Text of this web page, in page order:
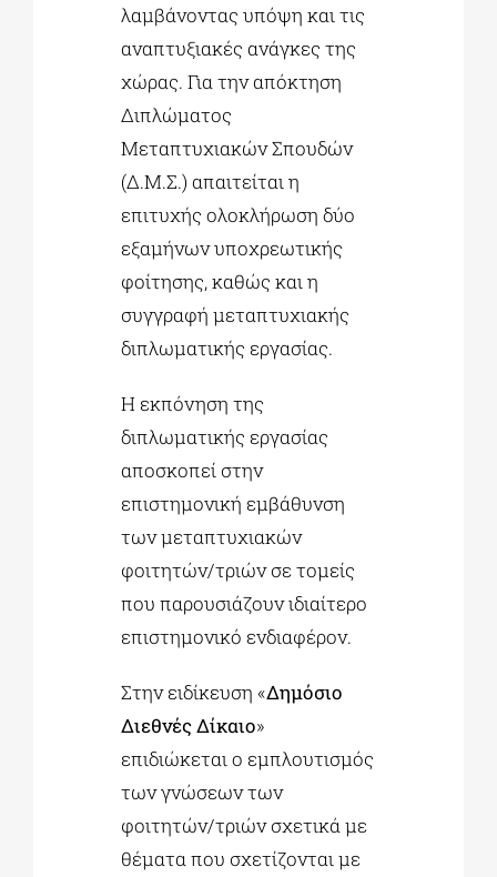
λαμβάνοντας υπόψη και τις
αναπτυξιακές ανάγκες της
χώρας. Για την απόκτηση
Διπλώματος
Μεταπτυχιακών Σπουδών
(Δ.Μ.Σ.) απαιτείται η
επιτυχής ολοκλήρωση δύο
εξαμήνων υποχρεωτικής
φοίτησης, καθώς και η
συγγραφή μεταπτυχιακής
διπλωματικής εργασίας.
Η εκπόνηση της
διπλωματικής εργασίας
αποσκοπεί στην
επιστημονική εμβάθυνση
των μεταπτυχιακών
φοιτητών/τριών σε τομείς
που παρουσιάζουν ιδιαίτερο
επιστημονικό ενδιαφέρον.
Στην ειδίκευση «Δημόσιο
Διεθνές Δίκαιο»
επιδιώκεται ο εμπλουτισμός
των γνώσεων των
φοιτητών/τριών σχετικά με
θέματα που σχετίζονται με